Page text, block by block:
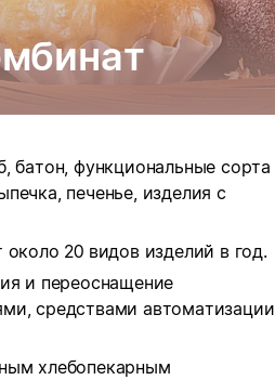
батон, функциональные сорта
печенье, изделия с
20 видов изделий в год.
и переоснащение
средствами автоматизации
хлебопекарным